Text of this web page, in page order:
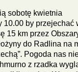
sobotę kwietnia
10.00 by przejechać
15 km przez
do Radlina na
Pogoda nas
z rzadka